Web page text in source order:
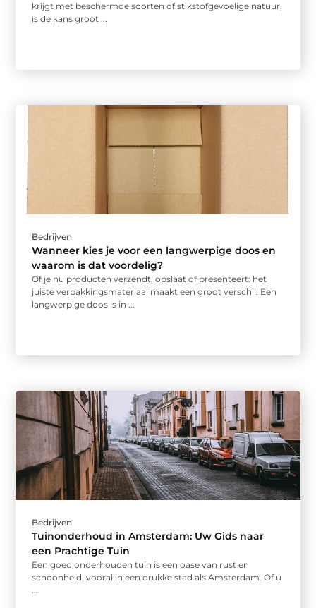
krijgt met beschermde soorten of stikstofgevoelige natuur,
is de kans groot ...
Bedrijven
Wanneer kies je voor een langwerpige doos en
waarom is dat voordelig?
Of je nu producten verzendt, opslaat of presenteert: het
juiste verpakkingsmateriaal maakt een groot verschil. Een
langwerpige doos is in ...
Bedrijven
Tuinonderhoud in Amsterdam: Uw Gids naar
een Prachtige Tuin
Een goed onderhouden tuin is een oase van rust en
schoonheid, vooral in een drukke stad als Amsterdam. Of u
...